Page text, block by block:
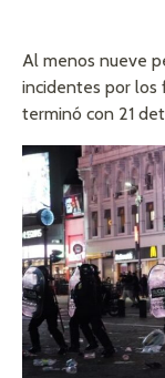
Al menos nueve
incidentes por los
terminó con 21